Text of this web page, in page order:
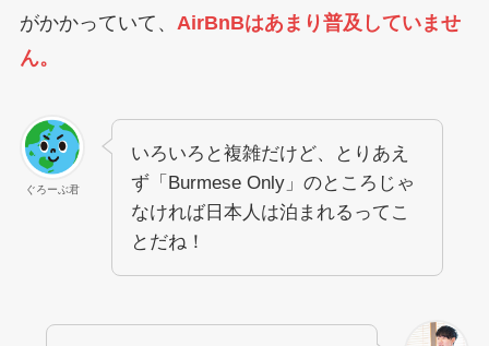
がかかっていて、 AirBnBはあまり普及していませ
ん。
ぐろーぶ君
いろいろと複雑だけど、とりあえ
ず「Burmese Only」のところじゃ
なければ日本人は泊まれるってこ
とだね！